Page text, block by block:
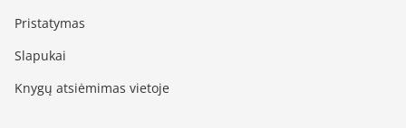
Pristatymas
Slapukai
Knygų atsiėmimas vietoje